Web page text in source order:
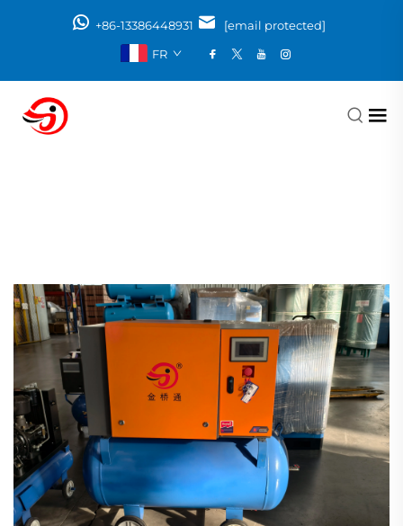
+86-13386448931
[email protected]
FR